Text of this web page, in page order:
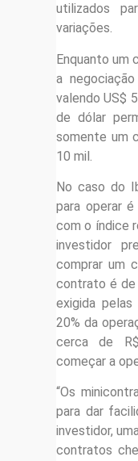
utilizados
variações.
Enquanto um
a
valendo US$
de dólar
somente um
10 mil.
No caso do
para operar
com o índice
investidor
comprar um
contrato é de
exigida
20% da
cerca de
começar a
“Os
para dar
investidor,
contratos